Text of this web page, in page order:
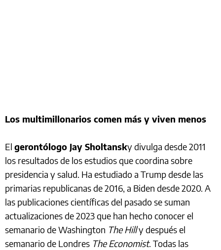
Los multimillonarios comen más y viven menos
El gerontólogo Jay Sholtansky divulga desde 2011
los resultados de los estudios que coordina sobre
presidencia y salud. Ha estudiado a Trump desde las
primarias republicanas de 2016, a Biden desde 2020. A
las publicaciones científicas del pasado se suman
actualizaciones de 2023 que han hecho conocer el
semanario de Washington The Hilly después el
semanario de Londres The Economist. Todas las